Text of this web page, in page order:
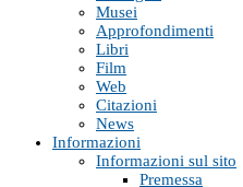
Musei
Approfondimenti
Libri
Film
Web
Citazioni
News
Informazioni
Informazioni sul sito
Premessa